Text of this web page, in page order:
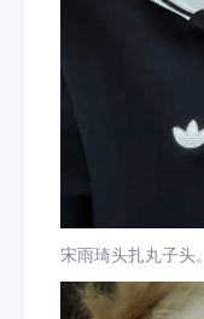
宋雨琦头扎丸子头。